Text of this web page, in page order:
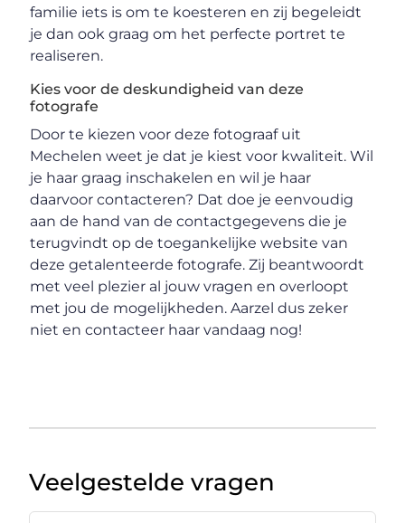
familie iets is om te koesteren en zij begeleidt
je dan ook graag om het perfecte portret te
realiseren.
Kies voor de deskundigheid van deze
fotografe
Door te kiezen voor deze fotograaf uit
Mechelen weet je dat je kiest voor kwaliteit. Wil
je haar graag inschakelen en wil je haar
daarvoor contacteren? Dat doe je eenvoudig
aan de hand van de contactgegevens die je
terugvindt op de toegankelijke website van
deze getalenteerde fotografe. Zij beantwoordt
met veel plezier al jouw vragen en overloopt
met jou de mogelijkheden. Aarzel dus zeker
niet en contacteer haar vandaag nog!
Veelgestelde vragen